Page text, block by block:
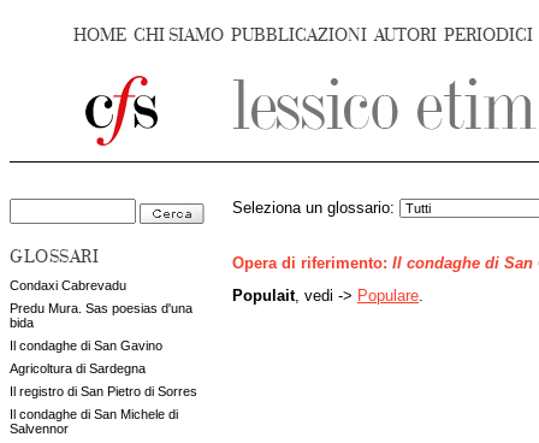
HOME CHI SIAMO PUBBLICAZIONI AUTORI PERIODICI
GLOSSARI
Condaxi Cabrevadu
Predu Mura. Sas poesias d'una
bida
Il condaghe di San Gavino
Agricoltura di Sardegna
Il registro di San Pietro di Sorres
Il condaghe di San Michele di
Salvennor
Seleziona un glossario:
Opera di riferimento: Il condaghe di San
Populait, vedi -> Populare